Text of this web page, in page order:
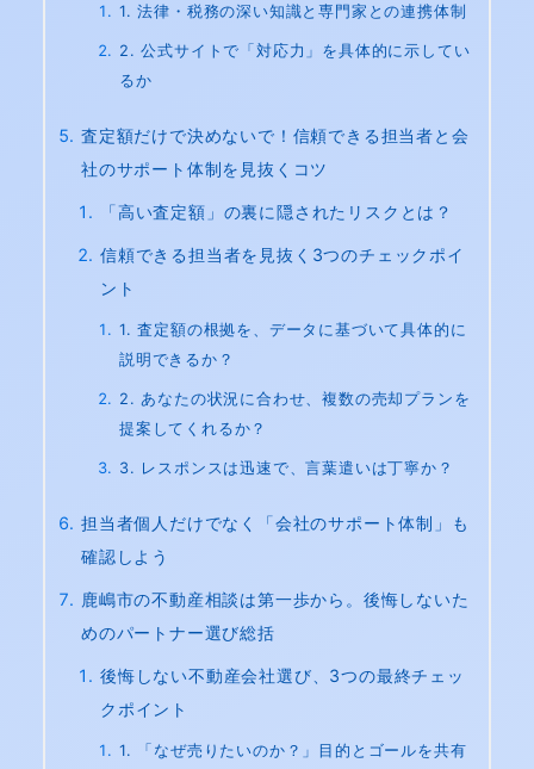
1. 法律・税務の深い知識と専門家との連携体制
2. 公式サイトで「対応力」を具体的に示してい
るか
査定額だけで決めないで！信頼できる担当者と会
社のサポート体制を見抜くコツ
「高い査定額」の裏に隠されたリスクとは？
信頼できる担当者を見抜く3つのチェックポイ
ント
1. 査定額の根拠を、データに基づいて具体的に
説明できるか？
2. あなたの状況に合わせ、複数の売却プランを
提案してくれるか？
3. レスポンスは迅速で、言葉遣いは丁寧か？
担当者個人だけでなく「会社のサポート体制」も
確認しよう
鹿嶋市の不動産相談は第一歩から。後悔しないた
めのパートナー選び総括
後悔しない不動産会社選び、3つの最終チェッ
クポイント
1. 「なぜ売りたいのか？」目的とゴールを共有